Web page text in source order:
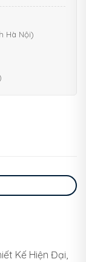
Hà Nội)
Kế Hiện Đại,